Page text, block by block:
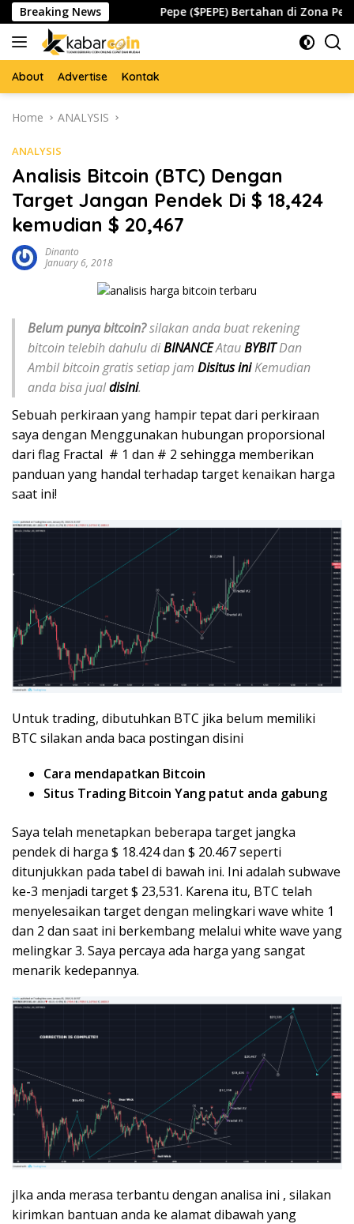
Skip
to
content
Breaking News
Waspada Pepe ($PEPE) Bertahan di Zona Penting,
About Advertise Kontak
Home ANALYSIS
ANALYSIS
Analisis Bitcoin (BTC) Dengan
Target Jangan Pendek Di $ 18,424
kemudian $ 20,467
Dinanto
January 6, 2018
Belum punya bitcoin?silakan anda buat rekening
bitcoin telebih dahulu diBINANCEAtauBYBITDan
Ambil bitcoin gratis setiap jam Disitus iniKemudian
anda bisa jualdisini.
Sebuah perkiraan yang hampir tepat dari perkiraan
saya dengan Menggunakan hubungan proporsional
dari flag Fractal # 1 dan # 2 sehingga memberikan
panduan yang handal terhadap target kenaikan harga
saat ini!
Untuk trading, dibutuhkan BTC jika belum memiliki
BTC silakan anda baca postingan disini
Cara mendapatkan Bitcoin
Situs Trading Bitcoin Yang patut anda gabung
Saya telah menetapkan beberapa target jangka
pendek di harga $ 18.424 dan $ 20.467 seperti
ditunjukkan pada tabel di bawah ini. Ini adalah subwave
ke-3 menjadi target $ 23,531. Karena itu, BTC telah
menyelesaikan target dengan melingkari wave white 1
dan 2 dan saat ini berkembang melalui white wave yang
melingkar 3. Saya percaya ada harga yang sangat
menarik kedepannya.
jIka anda merasa terbantu dengan analisa ini , silakan
kirimkan bantuan anda ke alamat dibawah yang